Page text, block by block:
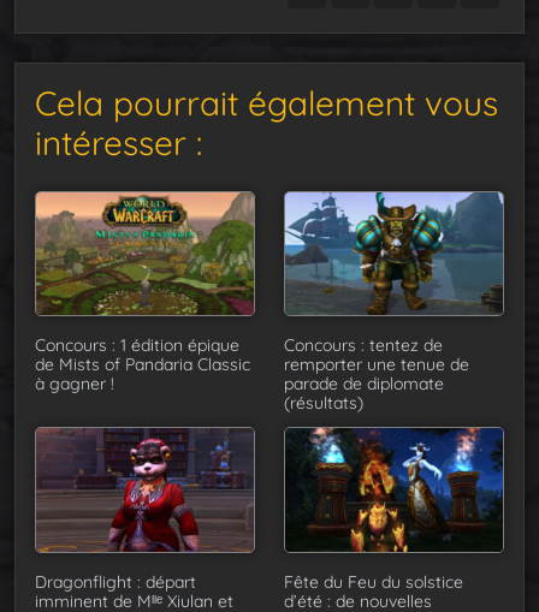
Cela pourrait également vous
intéresser :
Concours : 1 édition épique
de Mists of Pandaria Classic
à gagner !
Concours : tentez de
remporter une tenue de
parade de diplomate
(résultats)
Dragonflight : départ
imminent de Mˡˡᵉ Xiulan et
Fête du Feu du solstice
d’été : de nouvelles